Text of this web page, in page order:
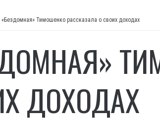
«Бездомная» Тимошенко рассказала о своих доходах
ДОХОДАХ